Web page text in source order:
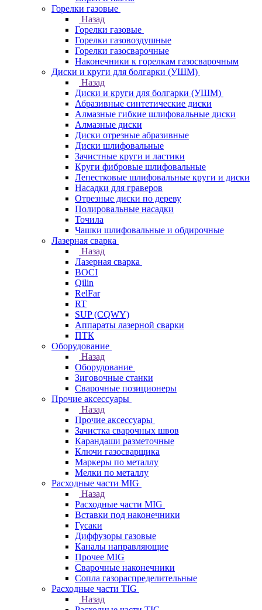
Горелки газовые
Назад
Горелки газовые
Горелки газовоздушные
Горелки газосварочные
Наконечники к горелкам газосварочным
Диски и круги для болгарки (УШМ)
Назад
Диски и круги для болгарки (УШМ)
Абразивные синтетические диски
Алмазные гибкие шлифовальные диски
Алмазные диски
Диски отрезные абразивные
Диски шлифовальные
Зачистные круги и ластики
Круги фибровые шлифовальные
Лепестковые шлифовальные круги и диски
Насадки для граверов
Отрезные диски по дереву
Полировальные насадки
Точила
Чашки шлифовальные и обдирочные
Лазерная сварка
Назад
Лазерная сварка
BOCI
Qilin
RelFar
RT
SUP (CQWY)
Аппараты лазерной сварки
ПТК
Оборудование
Назад
Оборудование
Зиговочные станки
Сварочные позиционеры
Прочие аксессуары
Назад
Прочие аксессуары
Зачистка сварочных швов
Карандаши разметочные
Ключи газосварщика
Маркеры по металлу
Мелки по металлу
Расходные части MIG
Назад
Расходные части MIG
Вставки под наконечники
Гусаки
Диффузоры газовые
Каналы направляющие
Прочее MIG
Сварочные наконечники
Сопла газораспределительные
Расходные части TIG
Назад